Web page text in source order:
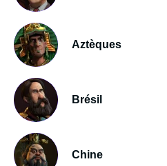
Aztèques
Brésil
Chine